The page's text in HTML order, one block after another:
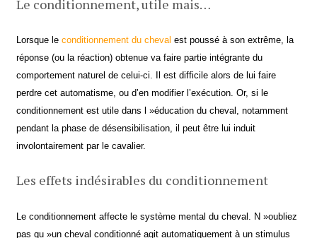
Le conditionnement, utile mais…
Lorsque le conditionnement du cheval est poussé à son extrême, la
réponse (ou la réaction) obtenue va faire partie intégrante du
comportement naturel de celui-ci. Il est difficile alors de lui faire
perdre cet automatisme, ou d’en modifier l’exécution. Or, si le
conditionnement est utile dans l »éducation du cheval, notamment
pendant la phase de désensibilisation, il peut être lui induit
involontairement par le cavalier.
Les effets indésirables du conditionnement
Le conditionnement affecte le système mental du cheval. N »oubliez
pas qu »un cheval conditionné agit automatiquement à un stimulus